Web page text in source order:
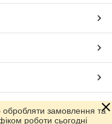
замовлення та
роботи сьогодні